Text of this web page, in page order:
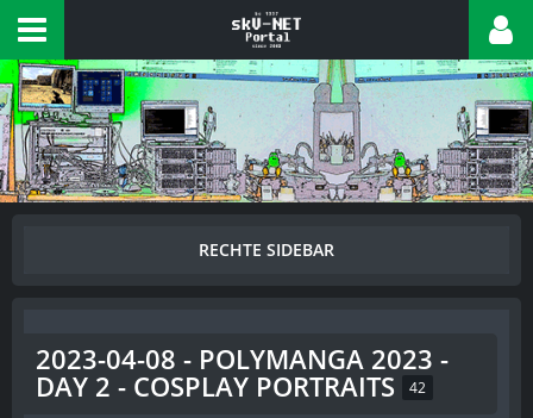
2023-04-08 - POLYMANGA 2023 -
DAY 2 - COSPLAY PORTRAITS 42